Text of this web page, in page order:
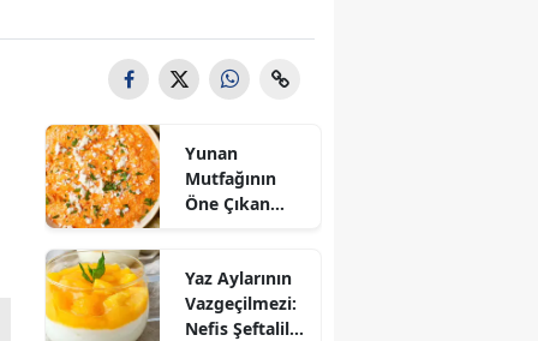
Yunan
Mutfağının
Öne Çıkan
Nasıl Yapılır?
Yaz Aylarının
Vazgeçilmezi:
Nefis Şeftalili